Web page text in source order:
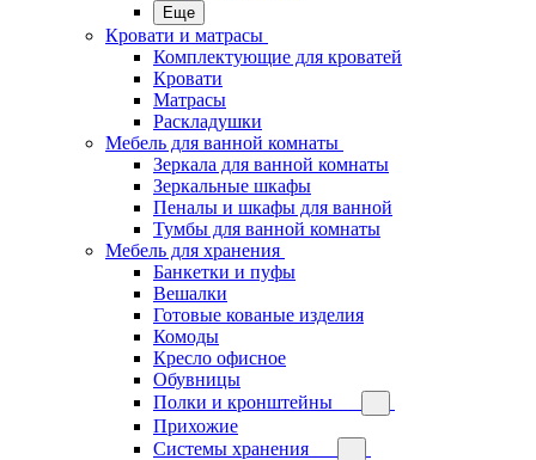
Еще
Кровати и матрасы
Комплектующие для кроватей
Кровати
Матрасы
Раскладушки
Мебель для ванной комнаты
Зеркала для ванной комнаты
Зеркальные шкафы
Пеналы и шкафы для ванной
Тумбы для ванной комнаты
Мебель для хранения
Банкетки и пуфы
Вешалки
Готовые кованые изделия
Комоды
Кресло офисное
Обувницы
Полки и кронштейны
Прихожие
Системы хранения